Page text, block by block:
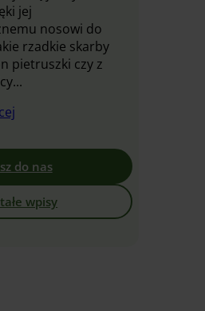
jej
nosowi do
rzadkie skarby
pietruszki czy z
do nas
wpisy